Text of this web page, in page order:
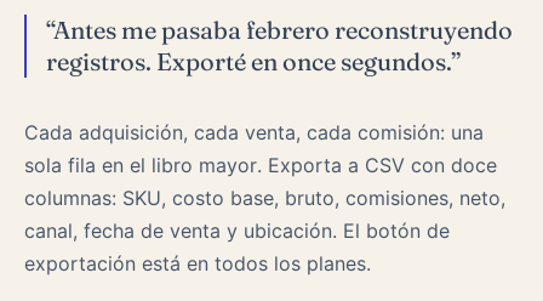
“Antes me pasaba febrero reconstruyendo
registros. Exporté en once segundos.”
Cada adquisición, cada venta, cada comisión: una
sola fila en el libro mayor. Exporta a CSV con doce
columnas: SKU, costo base, bruto, comisiones, neto,
canal, fecha de venta y ubicación. El botón de
exportación está en todos los planes.